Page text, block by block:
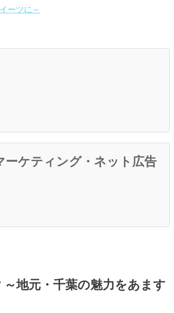
ーツに～
ーケティング・ネット広告
地元・千葉の魅力をあます